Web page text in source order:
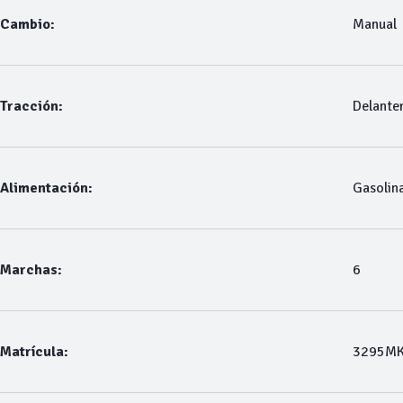
Cambio: Manual
Tracción:
Alimentación:
Marchas: 6
Matrícula: